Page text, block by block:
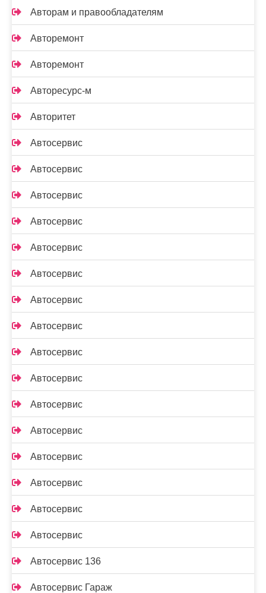
Авторам и правообладателям
Авторемонт
Авторемонт
Авторесурс-м
Авторитет
Автосервис
Автосервис
Автосервис
Автосервис
Автосервис
Автосервис
Автосервис
Автосервис
Автосервис
Автосервис
Автосервис
Автосервис
Автосервис
Автосервис
Автосервис
Автосервис
Автосервис 136
Автосервис Гараж